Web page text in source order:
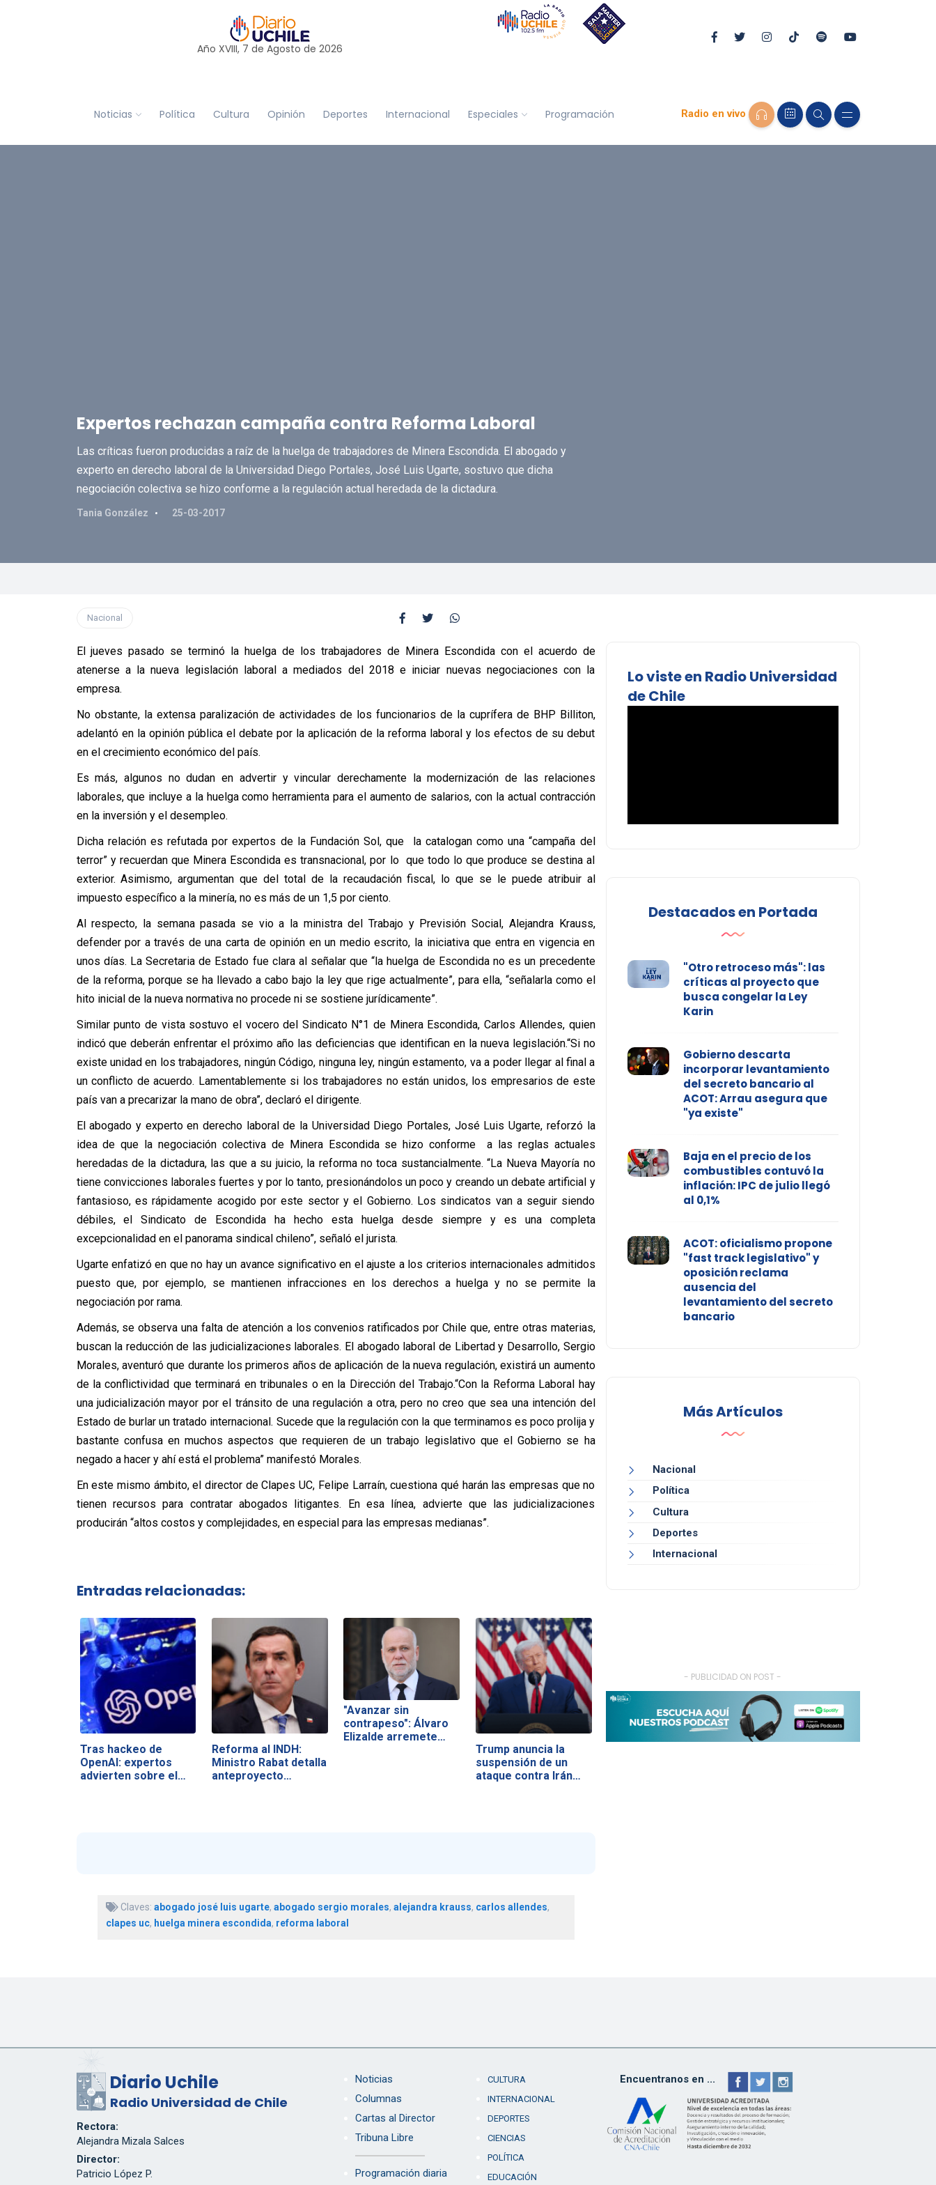
Año XVIII, 7 de Agosto de 2026
Noticias Política Cultura Opinión Deportes Internacional Especiales Programación Radio en vivo
Expertos rechazan campaña contra Reforma Laboral
Las críticas fueron producidas a raíz de la huelga de trabajadores de Minera Escondida. El abogado y
experto en derecho laboral de la Universidad Diego Portales, José Luis Ugarte, sostuvo que dicha
negociación colectiva se hizo conforme a la regulación actual heredada de la dictadura.
Tania González 25-03-2017
Nacional
El jueves pasado se terminó la huelga de los trabajadores de Minera Escondida con el acuerdo de
atenerse a la nueva legislación laboral a mediados del 2018 e iniciar nuevas negociaciones con la
empresa.
No obstante, la extensa paralización de actividades de los funcionarios de la cuprífera de BHP Billiton,
adelantó en la opinión pública el debate por la aplicación de la reforma laboral y los efectos de su debut
en el crecimiento económico del país.
Es más, algunos no dudan en advertir y vincular derechamente la modernización de las relaciones
laborales, que incluye a la huelga como herramienta para el aumento de salarios, con la actual contracción
en la inversión y el desempleo.
Dicha relación es refutada por expertos de la Fundación Sol, que la catalogan como una “campaña del
terror” y recuerdan que Minera Escondida es transnacional, por lo que todo lo que produce se destina al
exterior. Asimismo, argumentan que del total de la recaudación fiscal, lo que se le puede atribuir al
impuesto específico a la minería, no es más de un 1,5 por ciento.
Al respecto, la semana pasada se vio a la ministra del Trabajo y Previsión Social, Alejandra Krauss,
defender por a través de una carta de opinión en un medio escrito, la iniciativa que entra en vigencia en
unos días. La Secretaria de Estado fue clara al señalar que “la huelga de Escondida no es un precedente
de la reforma, porque se ha llevado a cabo bajo la ley que rige actualmente”, para ella, “señalarla como el
hito inicial de la nueva normativa no procede ni se sostiene jurídicamente”.
Similar punto de vista sostuvo el vocero del Sindicato N°1 de Minera Escondida, Carlos Allendes, quien
indicó que deberán enfrentar el próximo año las deficiencias que identifican en la nueva legislación.“Si no
existe unidad en los trabajadores, ningún Código, ninguna ley, ningún estamento, va a poder llegar al final a
un conflicto de acuerdo. Lamentablemente si los trabajadores no están unidos, los empresarios de este
país van a precarizar la mano de obra”, declaró el dirigente.
El abogado y experto en derecho laboral de la Universidad Diego Portales, José Luis Ugarte, reforzó la
idea de que la negociación colectiva de Minera Escondida se hizo conforme a las reglas actuales
heredadas de la dictadura, las que a su juicio, la reforma no toca sustancialmente. “La Nueva Mayoría no
tiene convicciones laborales fuertes y por lo tanto, presionándolos un poco y creando un debate artificial y
fantasioso, es rápidamente acogido por este sector y el Gobierno. Los sindicatos van a seguir siendo
débiles, el Sindicato de Escondida ha hecho esta huelga desde siempre y es una completa
excepcionalidad en el panorama sindical chileno”, señaló el jurista.
Ugarte enfatizó en que no hay un avance significativo en el ajuste a los criterios internacionales admitidos
puesto que, por ejemplo, se mantienen infracciones en los derechos a huelga y no se permite la
negociación por rama.
Además, se observa una falta de atención a los convenios ratificados por Chile que, entre otras materias,
buscan la reducción de las judicializaciones laborales. El abogado laboral de Libertad y Desarrollo, Sergio
Morales, aventuró que durante los primeros años de aplicación de la nueva regulación, existirá un aumento
de la conflictividad que terminará en tribunales o en la Dirección del Trabajo.“Con la Reforma Laboral hay
una judicialización mayor por el tránsito de una regulación a otra, pero no creo que sea una intención del
Estado de burlar un tratado internacional. Sucede que la regulación con la que terminamos es poco prolija y
bastante confusa en muchos aspectos que requieren de un trabajo legislativo que el Gobierno se ha
negado a hacer y ahí está el problema” manifestó Morales.
En este mismo ámbito, el director de Clapes UC, Felipe Larraín, cuestiona qué harán las empresas que no
tienen recursos para contratar abogados litigantes. En esa línea, advierte que las judicializaciones
producirán “altos costos y complejidades, en especial para las empresas medianas”.
Entradas relacionadas:
Tras hackeo de
OpenAI: expertos
advierten sobre el…
Reforma al INDH:
Ministro Rabat detalla
anteproyecto…
"Avanzar sin
contrapeso": Álvaro
Elizalde arremete…
Trump anuncia la
suspensión de un
ataque contra Irán…
Claves: abogado josé luis ugarte, abogado sergio morales, alejandra krauss, carlos allendes,
clapes uc, huelga minera escondida, reforma laboral
Lo viste en Radio Universidad
de Chile
Destacados en Portada
"Otro retroceso más": las
críticas al proyecto que
busca congelar la Ley
Karin
Gobierno descarta
incorporar levantamiento
del secreto bancario al
ACOT: Arrau asegura que
"ya existe"
Baja en el precio de los
combustibles contuvó la
inflación: IPC de julio llegó
al 0,1%
ACOT: oficialismo propone
"fast track legislativo" y
oposición reclama
ausencia del
levantamiento del secreto
bancario
Más Artículos
Nacional
Política
Cultura
Deportes
Internacional
- PUBLICIDAD ON POST -
Diario Uchile
Radio Universidad de Chile
Rectora:
Alejandra Mizala Salces
Director:
Patricio López P.
Noticias
Columnas
Cartas al Director
Tribuna Libre
Programación diaria
CULTURA
INTERNACIONAL
DEPORTES
CIENCIAS
POLÍTICA
EDUCACIÓN
Encuentranos en ...